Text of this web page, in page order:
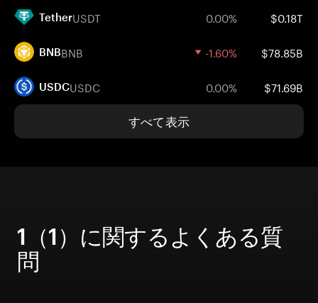
TetherUSDT 0.00% $0.18T
BNBBNB -1.60% $78.85B
USDCUSDC 0.00% $71.69B
すべて表示
1（1）に関するよくある質
問